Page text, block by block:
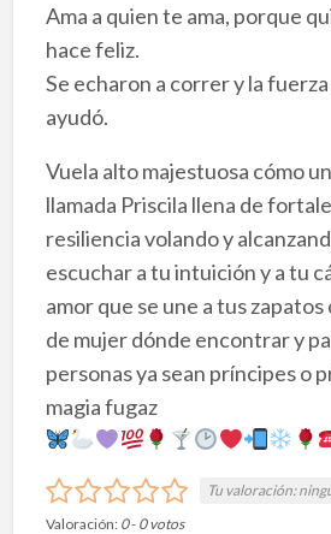
Ama a quien te ama, porque
hace feliz.
Se echaron a correr y la fuerza
ayudó.
Vuela alto majestuosa cómo
llamada Priscila llena de
resiliencia volando y
escuchar a tu intuición y a tu
amor que se une a tus
de mujer dónde encontrar y
personas ya sean príncipes o
magia fugaz
Tu valoración:
Valoración: 0- 0 votos